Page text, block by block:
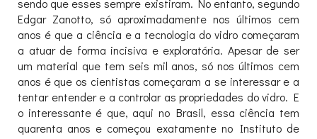
sendo que esses sempre existiram. No entanto, segundo
Edgar Zanotto, só aproximadamente nos últimos cem
anos é que a ciência e a tecnologia do vidro começaram
a atuar de forma incisiva e exploratória. Apesar de ser
um material que tem seis mil anos, só nos últimos cem
anos é que os cientistas começaram a se interessar e a
tentar entender e a controlar as propriedades do vidro. E
o interessante é que, aqui no Brasil, essa ciência tem
quarenta anos e começou exatamente no Instituto de